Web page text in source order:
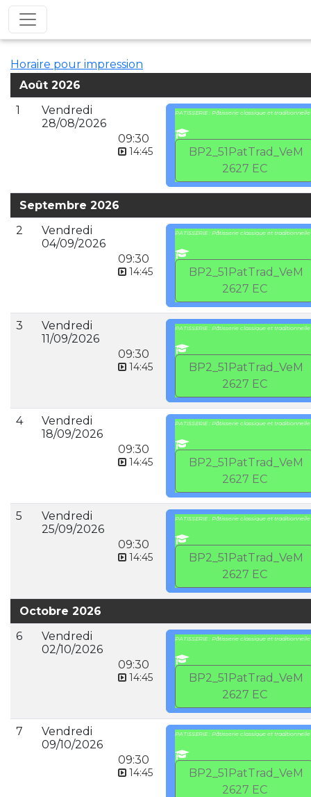
Horaire pour impression
Août 2026
1
Vendredi
28/08/2026
09:30
14:45
PATISSERIE : Pâtisserie classique et traditionnelle
BP2_51PatTrad_VeM
2627 EC
Septembre 2026
2
Vendredi
04/09/2026
09:30
14:45
PATISSERIE : Pâtisserie classique et traditionnelle
BP2_51PatTrad_VeM
2627 EC
3
Vendredi
11/09/2026
09:30
14:45
PATISSERIE : Pâtisserie classique et traditionnelle
BP2_51PatTrad_VeM
2627 EC
4
Vendredi
18/09/2026
09:30
14:45
PATISSERIE : Pâtisserie classique et traditionnelle
BP2_51PatTrad_VeM
2627 EC
5
Vendredi
25/09/2026
09:30
14:45
PATISSERIE : Pâtisserie classique et traditionnelle
BP2_51PatTrad_VeM
2627 EC
Octobre 2026
6
Vendredi
02/10/2026
09:30
14:45
PATISSERIE : Pâtisserie classique et traditionnelle
BP2_51PatTrad_VeM
2627 EC
7
Vendredi
09/10/2026
09:30
14:45
PATISSERIE : Pâtisserie classique et traditionnelle
BP2_51PatTrad_VeM
2627 EC